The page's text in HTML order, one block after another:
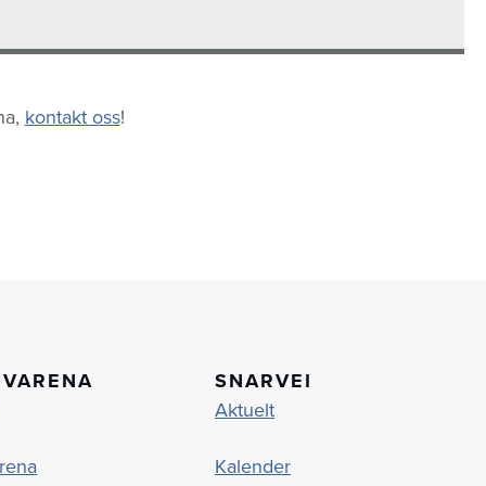
kontakt oss!
SNARVEI
Aktuelt
Kalender